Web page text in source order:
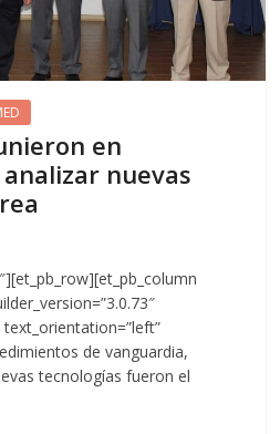
en
nuevas
de vanguardia,
tecnologías fueron el